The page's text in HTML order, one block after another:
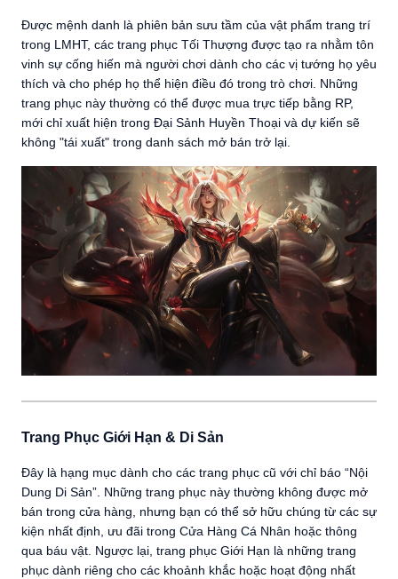
Được mệnh danh là phiên bản sưu tầm của vật phẩm trang trí
trong LMHT, các trang phục Tối Thượng được tạo ra nhằm tôn
vinh sự cống hiến mà người chơi dành cho các vị tướng họ yêu
thích và cho phép họ thể hiện điều đó trong trò chơi. Những
trang phục này thường có thể được mua trực tiếp bằng RP,
mới chỉ xuất hiện trong Đại Sảnh Huyền Thoại và dự kiến sẽ
không "tái xuất" trong danh sách mở bán trở lại.
Trang Phục Giới Hạn & Di Sản
Đây là hạng mục dành cho các trang phục cũ với chỉ báo “Nội
Dung Di Sản”. Những trang phục này thường không được mở
bán trong cửa hàng, nhưng bạn có thể sở hữu chúng từ các sự
kiện nhất định, ưu đãi trong Cửa Hàng Cá Nhân hoặc thông
qua báu vật. Ngược lại, trang phục Giới Hạn là những trang
phục dành riêng cho các khoảnh khắc hoặc hoạt động nhất